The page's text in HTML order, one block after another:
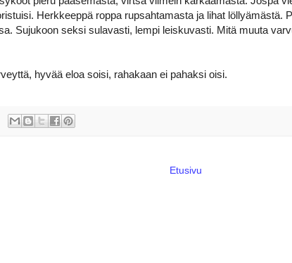
Herkkeeppä roppa rupsahtamasta ja lihat löllyämästä.
Sujukoon seksi sulavasti, lempi leiskuvasti. Mitä muuta
hyvää eloa soisi, rahakaan ei pahaksi oisi.
Etusivu